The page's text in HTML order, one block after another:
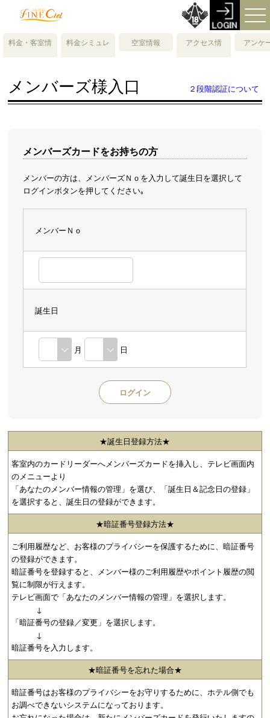
料金・客室情
料金シミュレ
空室情報
アクセス情
アンケ
メンバーズ様入口 ２段階認証について
メンバーズカードをお持ちの方
メンバーの方は、メンバーズＮｏを入力して誕生日を選択して
ログインボタンを押してください｡
メンバーＮｏ
誕生日
月 日
★誕生日登録方法★
客室内のカードリーダーへメンバーズカードを挿入し、テレビ画面内
のメニューより
「あなたのメンバー情報の管理」を選び、「誕生日＆記念日の登録」
を選択すると、誕生日の登録ができます。
★暗証番号登録方法★
ご利用履歴など、お客様のプライバシーを保護するために、暗証番号
の登録ができます。
暗証番号を登録すると、メンバー様のご利用履歴やポイント履歴の閲
覧に制限が行えます。
テレビ画面で「あなたのメンバー情報の管理」を選択します。
↓
「暗証番号の登録／変更」を選択します。
↓
暗証番号を入力します。
★暗証番号を忘れた場合★
暗証番号はお客様のプライバシーをお守りするために、ホテル側でも
お調べできないシステムになっております。